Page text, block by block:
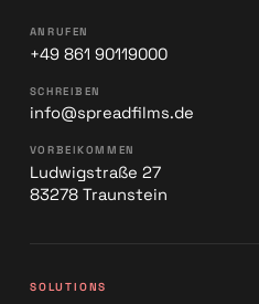
ANRUFEN
+49 861 90119000
SCHREIBEN
info@spreadfilms.de
VORBEIKOMMEN
Ludwigstraße 27
83278 Traunstein
SOLUTIONS